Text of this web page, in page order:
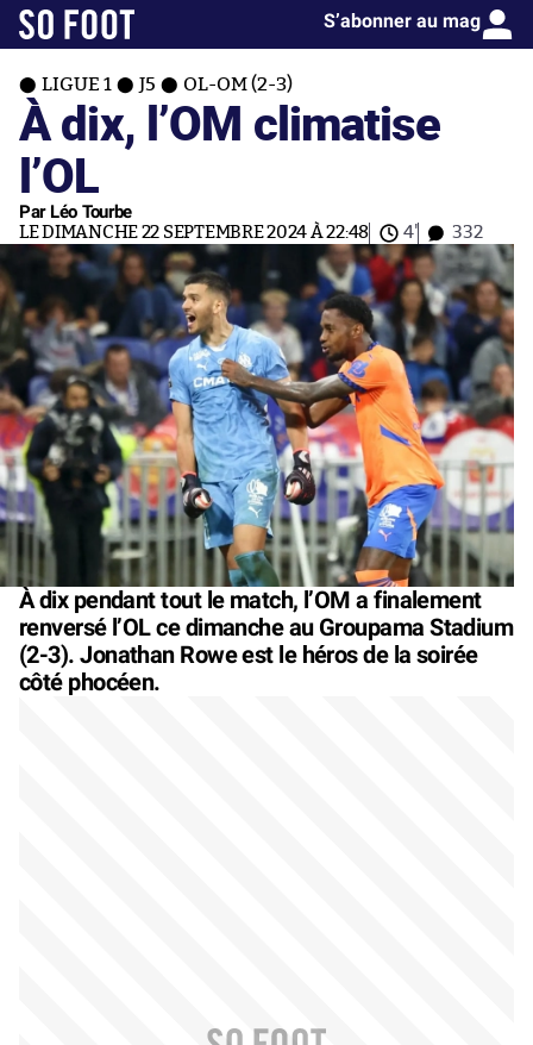
S’abonner au mag
LIGUE 1 J5 OL-OM (2-3)
À dix, l’OM climatise
l’OL
Par Léo Tourbe
LE DIMANCHE 22 SEPTEMBRE 2024 À 22:48 4' 332
À dix pendant tout le match, l’OM a finalement
renversé l’OL ce dimanche au Groupama Stadium
(2-3). Jonathan Rowe est le héros de la soirée
côté phocéen.